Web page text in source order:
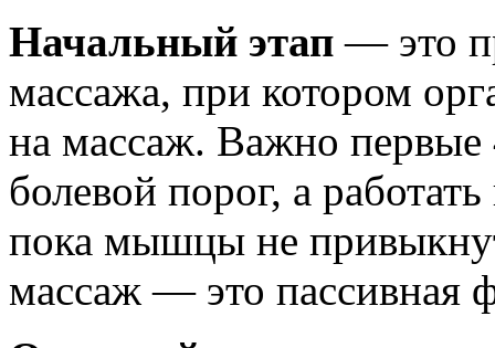
Начальный этап— это
массажа, при котором
на массаж. Важно первые
болевой порог, а
пока мышцы не
массаж — это пассивная